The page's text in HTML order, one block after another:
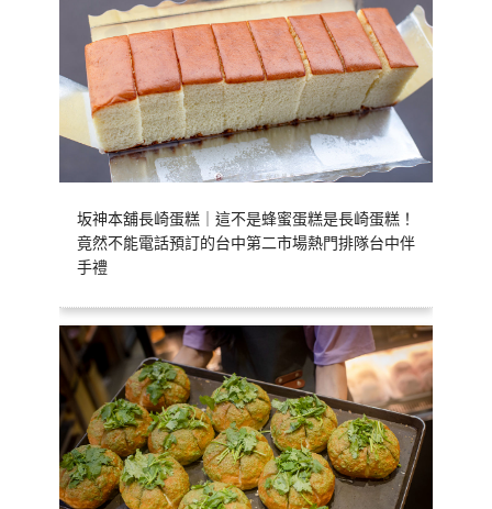
坂神本舖長崎蛋糕｜這不是蜂蜜蛋糕是長崎蛋糕！
竟然不能電話預訂的台中第二市場熱門排隊台中伴
手禮